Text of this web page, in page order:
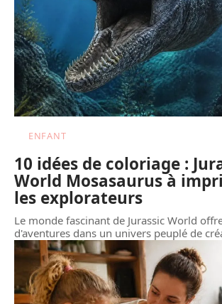
ENFANT
10 idées de coloriage :
World Mosasaurus à
les explorateurs
Le monde fascinant de Jurassic World
d'aventures dans un univers peuplé de